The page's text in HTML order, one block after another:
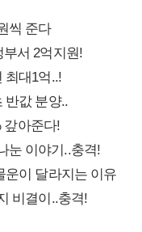
씩 준다
부서 2억지원!
최대1억..!
반값 분양..
갚아준다!
눈 이야기..충격!
운이 달라지는 이유
비결이..충격!